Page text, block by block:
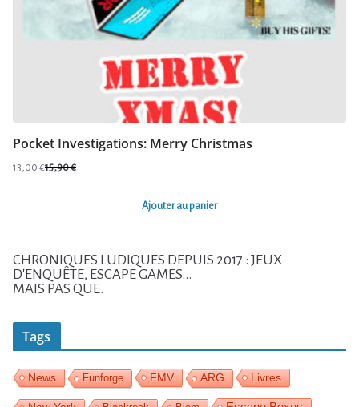
Pocket Investigations: Merry Christmas
15,90€
15,90 €.
13,00 €
13,00 €.
Ajouter au panier
CHRONIQUES LUDIQUES DEPUIS 2017 : JEUX
D'ENQUÊTE, ESCAPE GAMES...
MAIS PAS QUE.
Tags
News Funforge FMV ARG Livres